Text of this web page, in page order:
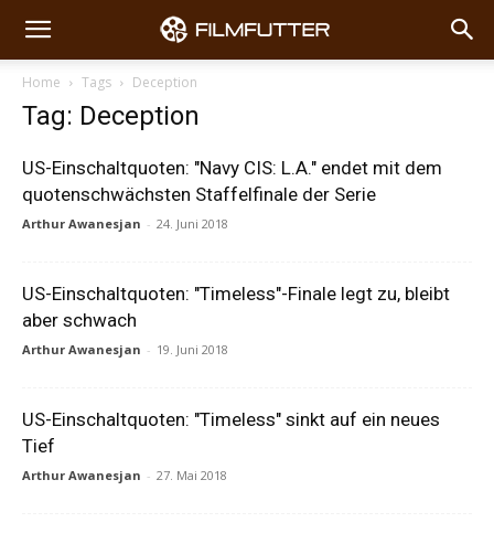
Home Tags Deception
Tag: Deception
US-Einschaltquoten: "Navy CIS: L.A." endet mit dem
quotenschwächsten Staffelfinale der Serie
Arthur Awanesjan - 24. Juni 2018
US-Einschaltquoten: "Timeless"-Finale legt zu, bleibt
aber schwach
Arthur Awanesjan - 19. Juni 2018
US-Einschaltquoten: "Timeless" sinkt auf ein neues
Tief
Arthur Awanesjan - 27. Mai 2018